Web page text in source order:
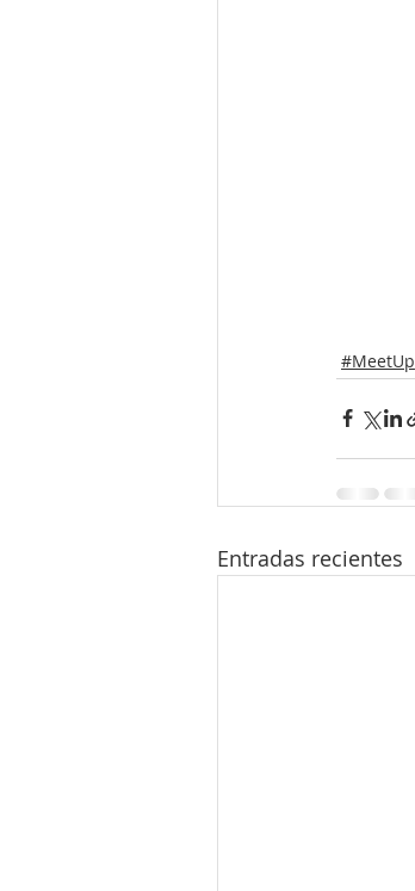
#MeetUp
Entradas recientes